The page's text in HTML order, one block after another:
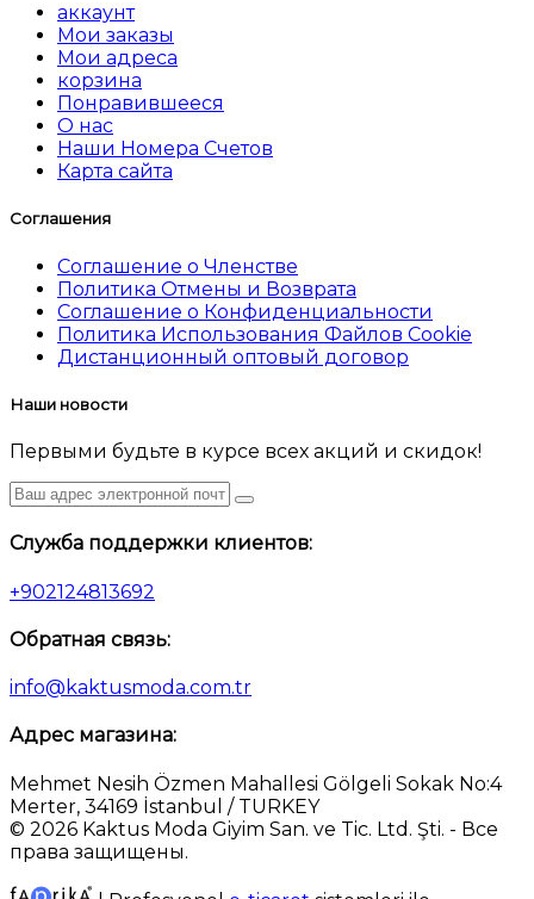
аккаунт
Мои заказы
Мои адреса
корзина
Понравившееся
О нас
Наши Номера Счетов
Карта сайта
Соглашения
Соглашение о Членстве
Политика Отмены и Возврата
Соглашение о Конфиденциальности
Политика Использования Файлов Cookie
Дистанционный оптовый договор
Наши новости
Первыми будьте в курсе всех акций и скидок!
Служба поддержки клиентов:
+902124813692
Обратная связь:
info@kaktusmoda.com.tr
Адрес магазина:
Mehmet Nesih Özmen Mahallesi Gölgeli Sokak No:4
Merter, 34169 İstanbul / TURKEY
© 2026 Kaktus Moda Giyim San. ve Tic. Ltd. Şti. - Все
права защищены.